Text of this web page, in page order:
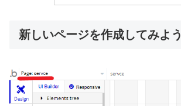
新しいページを作成してみよう